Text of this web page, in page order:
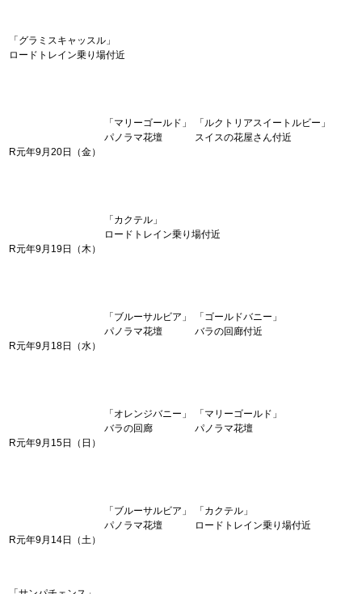
「グラミスキャッスル」
ロードトレイン乗り場付近
R元年9月20日（金）
「マリーゴールド」
パノラマ花壇
「ルクトリアスイートルビー」
スイスの花屋さん付近
R元年9月19日（木）
「カクテル」
ロードトレイン乗り場付近
R元年9月18日（水）
「ブルーサルビア」
パノラマ花壇
「ゴールドバニー」
バラの回廊付近
R元年9月15日（日）
「オレンジバニー」
バラの回廊
「マリーゴールド」
パノラマ花壇
R元年9月14日（土）
「ブルーサルビア」
パノラマ花壇
「カクテル」
ロードトレイン乗り場付近